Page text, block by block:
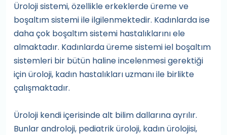
Üroloji sistemi, özellikle erkeklerde üreme ve
boşaltım sistemi ile ilgilenmektedir. Kadınlarda ise
daha çok boşaltım sistemi hastalıklarını ele
almaktadır. Kadınlarda üreme sistemi iel boşaltım
sistemleri bir bütün haline incelenmesi gerektiği
için üroloji, kadın hastalıkları uzmanı ile birlikte
çalışmaktadır.
Üroloji kendi içerisinde alt bilim dallarına ayrılır.
Bunlar androloji, pediatrik üroloji, kadın ürolojisi,